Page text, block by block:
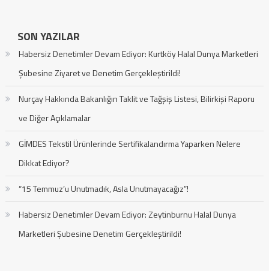
SON YAZILAR
Habersiz Denetimler Devam Ediyor: Kurtköy Halal Dunya Marketleri
Şubesine Ziyaret ve Denetim Gerçekleştirildi!
Nurçay Hakkında Bakanlığın Taklit ve Tağşiş Listesi, Bilirkişi Raporu
ve Diğer Açıklamalar
GİMDES Tekstil Ürünlerinde Sertifikalandırma Yaparken Nelere
Dikkat Ediyor?
“15 Temmuz’u Unutmadık, Asla Unutmayacağız”!
Habersiz Denetimler Devam Ediyor: Zeytinburnu Halal Dunya
Marketleri Şubesine Denetim Gerçekleştirildi!